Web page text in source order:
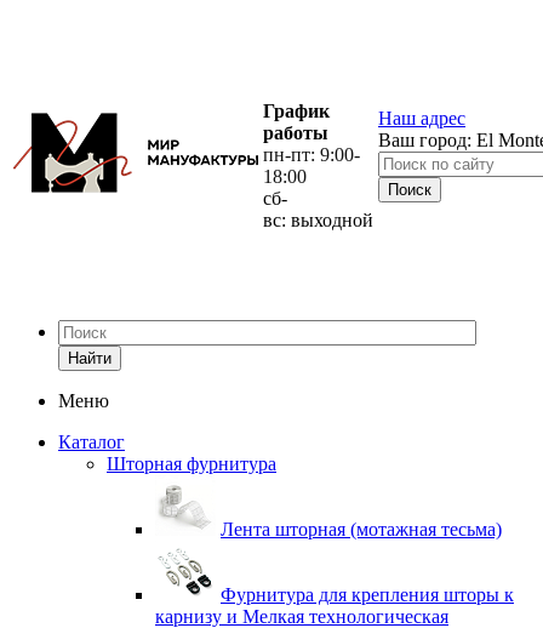
График
работы
пн-пт: 9:00-
18:00
сб-
вс: выходной
Наш адрес
Ваш город: El
Найти
Меню
Каталог
Шторная фурнитура
Лента шторная (мотажная тесьма)
Фурнитура для крепления шторы к
карнизу и Мелкая технологическая